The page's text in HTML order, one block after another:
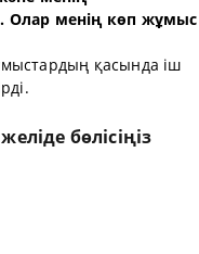
Олар менің көп жұмыс
қасында іш
бөлісіңіз